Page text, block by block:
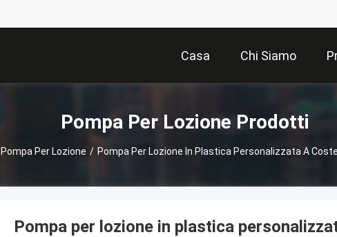
Casa Chi Siamo
Pompa Per Lozione Prodotti
Pompa Per Lozione / Pompa Per Lozione In Plastica Personalizzata A
Pompa per lozione in plastica